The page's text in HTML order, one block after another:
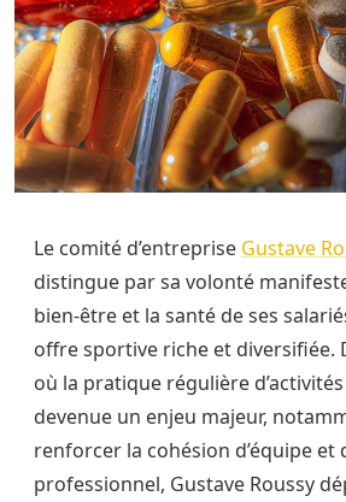
Le comité d’entreprise Gustave
distingue par sa volonté
bien-être et la santé de ses
offre sportive riche et diversifiée.
où la pratique régulière
devenue un enjeu majeur,
renforcer la cohésion d’équipe et
professionnel, Gustave Roussy